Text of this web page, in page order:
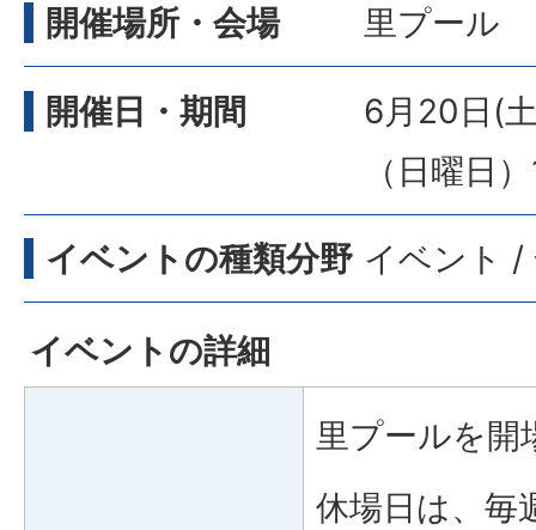
開催場所・会場 里プール
開催日・期間
6月20日(
（日曜日
イベントの種類分野 イベント /
イベントの詳細
里プールを開
休場日は、毎